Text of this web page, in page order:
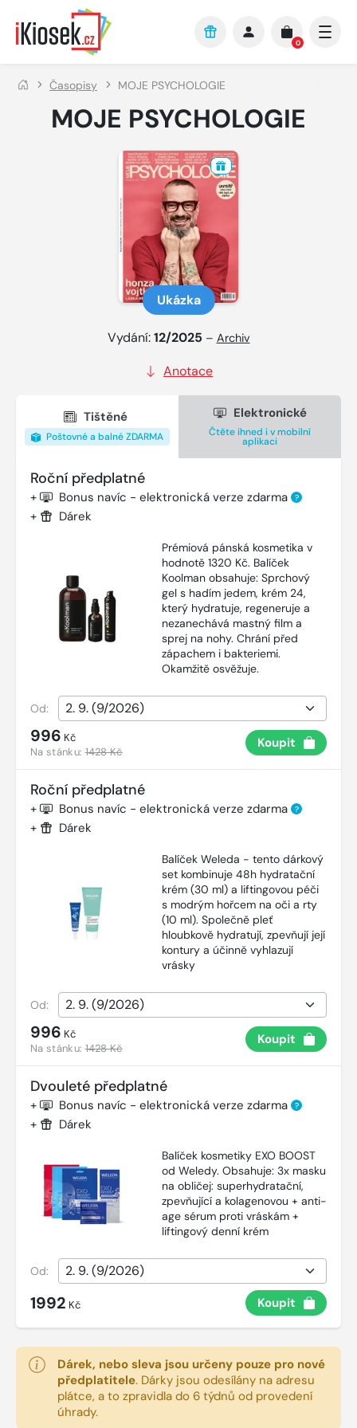
Přejít na hlavní obsah
0
Časopisy MOJE PSYCHOLOGIE
MOJE PSYCHOLOGIE
Ukázka
Vydání:12/2025 – Archiv
Anotace
Tištěné
Poštovné a balné ZDARMA
Elektronické
Čtěte ihned i v mobilní
aplikaci
Roční předplatné
+ Bonus navíc - elektronická verze zdarma ?
+ Dárek
Prémiová pánská kosmetika v
hodnotě 1320 Kč. Balíček
Koolman obsahuje: Sprchový
gel s hadím jedem, krém 24,
který hydratuje, regeneruje a
nezanechává mastný film a
sprej na nohy. Chrání před
zápachem i bakteriemi.
Okamžitě osvěžuje.
Od:
996 Kč
Na stánku:1428 Kč
Koupit
Roční předplatné
+ Bonus navíc - elektronická verze zdarma ?
+ Dárek
Balíček Weleda - tento dárkový
set kombinuje 48h hydratační
krém (30 ml) a liftingovou péči
s modrým hořcem na oči a rty
(10 ml). Společně pleť
hloubkově hydratují, zpevňují její
kontury a účinně vyhlazují
vrásky
Od:
996 Kč
Na stánku:1428 Kč
Koupit
Dvouleté předplatné
+ Bonus navíc - elektronická verze zdarma ?
+ Dárek
Balíček kosmetiky EXO BOOST
od Weledy. Obsahuje: 3x masku
na obličej: superhydratační,
zpevňující a kolagenovou + anti-
age sérum proti vráskám +
liftingový denní krém
Od:
1992 Kč Koupit
Dárek, nebo sleva jsou určeny pouze pro nové
předplatitele. Dárky jsou odesílány na adresu
plátce, a to zpravidla do 6 týdnů od provedení
úhrady.